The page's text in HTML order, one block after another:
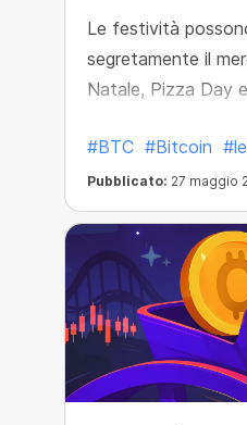
criptovalute?
Le festività
segretamente il
Natale, Pizza Day
più del previsto.
#BTC #Bitcoin
Pubblicato: 27 maggio